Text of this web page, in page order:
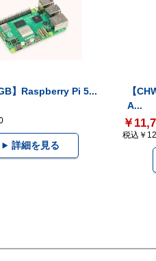
】Raspberry Pi 5...
詳細を見る
【
A...
￥
税込￥